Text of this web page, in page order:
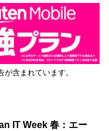
含まれています。
IT Week 春：エー